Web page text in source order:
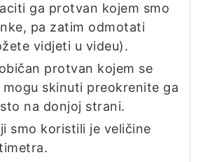
ga protvan kojem smo
pa zatim odmotati
vidjeti u videu).
protvan kojem se
mogu skinuti preokrenite ga
na donjoj strani.
smo koristili je veličine